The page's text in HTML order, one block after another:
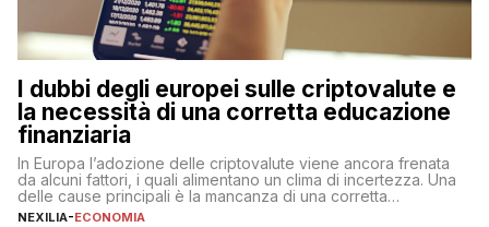
I dubbi degli europei sulle criptovalute e
la necessità di una corretta educazione
finanziaria
In Europa l’adozione delle criptovalute viene ancora frenata
da alcuni fattori, i quali alimentano un clima di incertezza. Una
delle cause principali è la mancanza di una corretta
educazione finanziaria, che impedisce ad una larga parte della
NEXILIA-ECONOMIA